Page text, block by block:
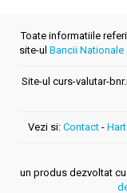
Toate informatiile
site-ul Bancii Nationale
Site-ul curs-valutar-
Vezi si: Contact -
un produs dezvoltat cu